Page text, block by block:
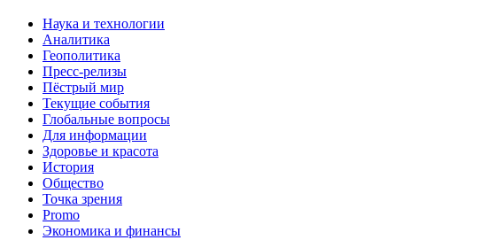
Наука и технологии
Аналитика
Геополитика
Пресс-релизы
Пёстрый мир
Текущие события
Глобальные вопросы
Для информации
Здоровье и красота
История
Общество
Точка зрения
Promo
Экономика и финансы